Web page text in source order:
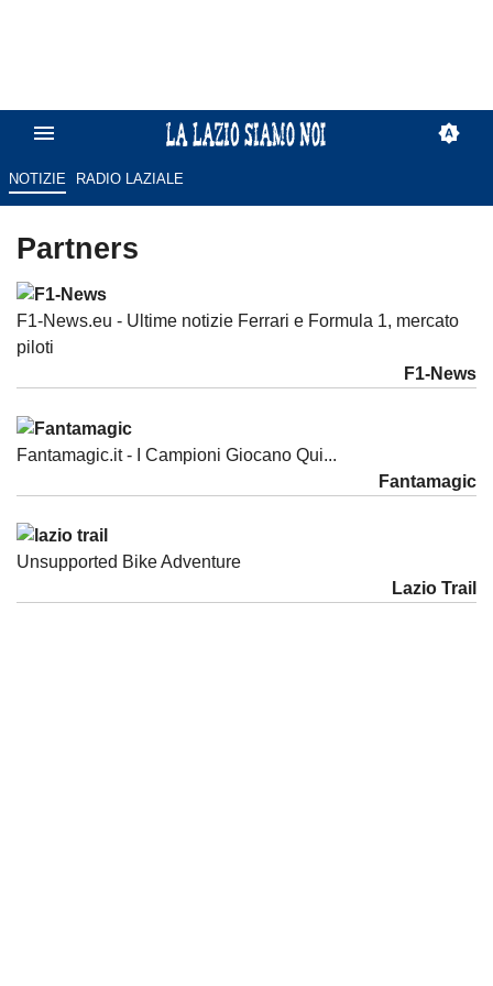
NOTIZIE RADIO LAZIALE
Partners
F1-News.eu - Ultime notizie Ferrari e Formula 1, mercato
piloti
F1-News
Fantamagic.it - I Campioni Giocano Qui...
Fantamagic
Unsupported Bike Adventure
Lazio Trail